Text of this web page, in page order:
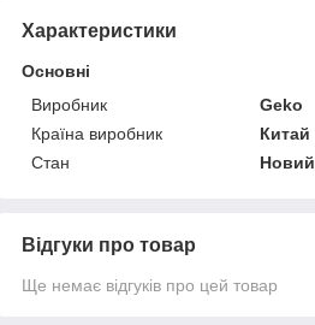
Характеристики
Основні
Виробник
Geko
Країна виробник
Китай
Стан
Новий
Відгуки про товар
Ще немає відгуків про цей товар